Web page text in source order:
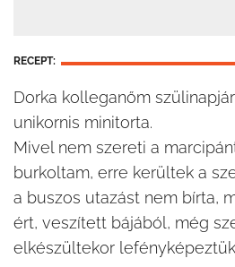
RECEPT:
Dorka kolleganőm
unikornis minitorta.
Mivel nem szereti a
burkoltam, erre kerültek a
a buszos utazást nem bírta,
ért, veszített bájából, még
elkészültekor